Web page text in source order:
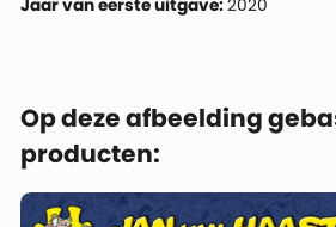
Jaar van eerste uitgave:2020
Op deze afbeelding
producten: